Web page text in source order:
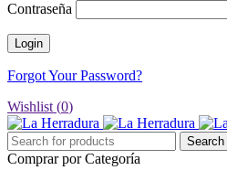
Contraseña
Forgot Your Password?
Wishlist (0)
Comprar por Categoría